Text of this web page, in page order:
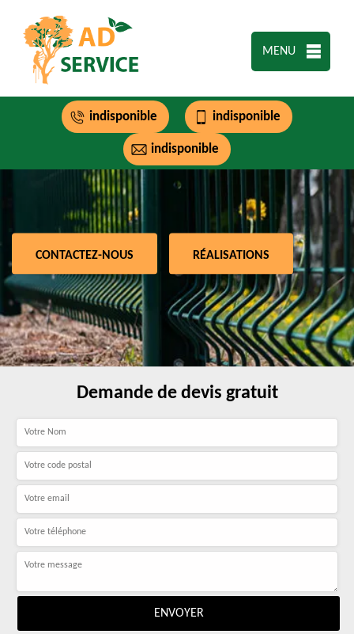
MENU
indisponible indisponible
indisponible
CONTACTEZ-NOUS RÉALISATIONS
Demande de devis gratuit